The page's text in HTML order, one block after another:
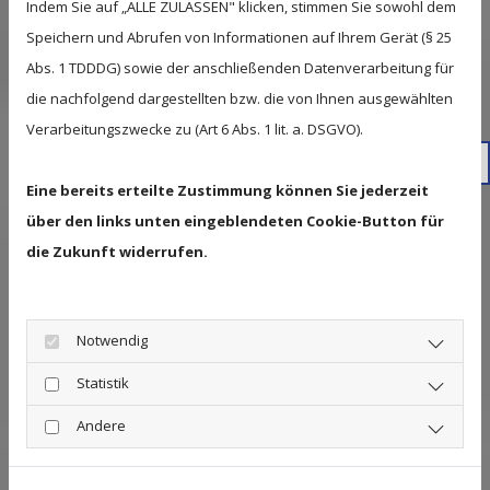
bieten mit der entsprechend gewählten
Dachausführung einen optimalen Sonnenschutz –
und bei einem plötzlichen Wetterumschwung oder
an trüberen Tagen auch einen überaus angenehmen
Regenschutz.
BRAUCHE ICH FÜR MEINE
TERRASSENÜBERDACHUNG EINE
Grundsätzlich entscheidet die Größe der
Terrassenüberdachung darüber, ob Sie
genehmigungspflichtig ist. Allerdings legen die
Bauordnungen der Länder zum Teil recht
unterschiedliche Werte fest. In Sachsen sind
Indem Sie auf „ALLE ZULASSEN" klicken, stimmen Sie sowohl dem
Speichern und Abrufen von Informationen auf Ihrem Gerät (§ 25
Abs. 1 TDDDG) sowie der anschließenden Datenverarbeitung für
die nachfolgend dargestellten bzw. die von Ihnen ausgewählten
Verarbeitungszwecke zu (Art 6 Abs. 1 lit. a. DSGVO).
Eine bereits erteilte Zustimmung können Sie jederzeit
über den links unten eingeblendeten Cookie-Button für
die Zukunft widerrufen.
Notwendig
Statistik
Andere